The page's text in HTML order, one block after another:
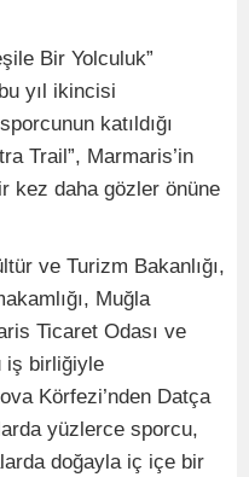
Bir Yolculuk”
yıl ikincisi
katıldığı
Trail”, Marmaris’in
kez daha gözler önüne
ve Turizm Bakanlığı,
Muğla
Ticaret Odası ve
iş birliğiyle
Körfezi’nden Datça
yüzlerce sporcu,
doğayla iç içe bir